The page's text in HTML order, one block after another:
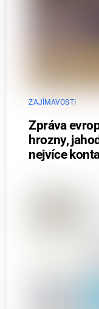
ZAJÍMAVOSTI
Zpráva
hrozny,
nejvíce